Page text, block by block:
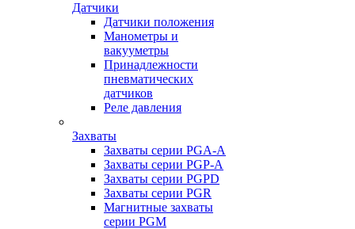
Датчики
Датчики положения
Манометры и
вакууметры
Принадлежности
пневматических
датчиков
Реле давления
Захваты
Захваты серии PGA-A
Захваты серии PGP-A
Захваты серии PGPD
Захваты серии PGR
Магнитные захваты
серии PGM